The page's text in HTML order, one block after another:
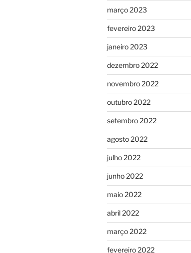
março 2023
fevereiro 2023
janeiro 2023
dezembro 2022
novembro 2022
outubro 2022
setembro 2022
agosto 2022
julho 2022
junho 2022
maio 2022
abril 2022
março 2022
fevereiro 2022